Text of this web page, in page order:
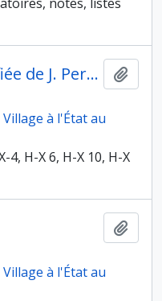
Publication non-identifiée de J. Perrot
à l'État au
4, H-X 6, H-X 10, H-X
à l'État au